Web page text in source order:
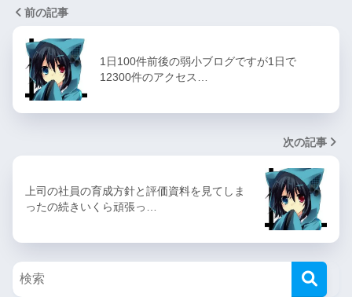
前の記事
1日100件前後の弱小ブログですが1日で
12300件のアクセス…
次の記事
上司の社員の育成方針と評価資料を見てしま
ったの続きいくら頑張っ…